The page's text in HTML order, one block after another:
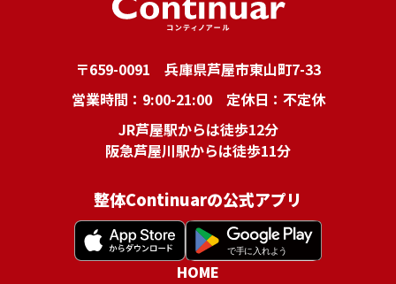
〒659-0091 兵庫県芦屋市東山町7-33
営業時間：9:00-21:00 定休日：不定休
JR芦屋駅からは徒歩12分
阪急芦屋川駅からは徒歩11分
整体Continuarの公式アプリ
HOME